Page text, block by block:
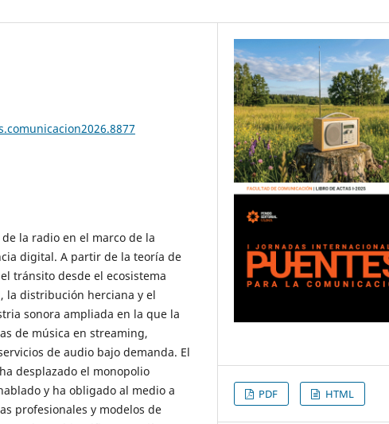
la radio en el marco de la
digital. A partir de la teoría de
tránsito desde el ecosistema
la distribución herciana y el
sonora ampliada en la que la
de música en streaming,
de audio bajo demanda. El
desplazado el monopolio
y ha obligado al medio a
profesionales y modelos de
PDF HTML